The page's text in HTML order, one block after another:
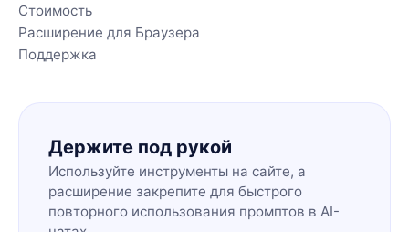
Стоимость
Расширение для Браузера
Поддержка
Держите под рукой
Используйте инструменты на сайте, а
расширение закрепите для быстрого
повторного использования промптов в AI-